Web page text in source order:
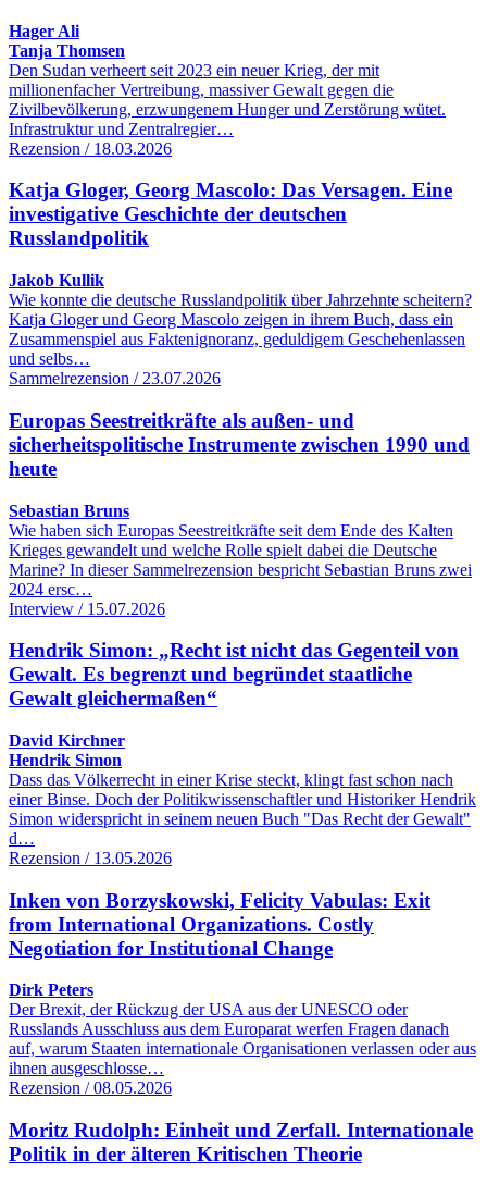
Hager Ali
Tanja Thomsen
Den Sudan verheert seit 2023 ein neuer Krieg, der mit
millionenfacher Vertreibung, massiver Gewalt gegen die
Zivilbevölkerung, erzwungenem Hunger und Zerstörung wütet.
Infrastruktur und Zentralregier…
Rezension / 18.03.2026
Katja Gloger, Georg Mascolo: Das Versagen. Eine
investigative Geschichte der deutschen
Russlandpolitik
Jakob Kullik
Wie konnte die deutsche Russlandpolitik über Jahrzehnte scheitern?
Katja Gloger und Georg Mascolo zeigen in ihrem Buch, dass ein
Zusammenspiel aus Faktenignoranz, geduldigem Geschehenlassen
und selbs…
Sammelrezension / 23.07.2026
Europas Seestreitkräfte als außen- und
sicherheitspolitische Instrumente zwischen 1990 und
heute
Sebastian Bruns
Wie haben sich Europas Seestreitkräfte seit dem Ende des Kalten
Krieges gewandelt und welche Rolle spielt dabei die Deutsche
Marine? In dieser Sammelrezension bespricht Sebastian Bruns zwei
2024 ersc…
Interview / 15.07.2026
Hendrik Simon: „Recht ist nicht das Gegenteil von
Gewalt. Es begrenzt und begründet staatliche
Gewalt gleichermaßen“
David Kirchner
Hendrik Simon
Dass das Völkerrecht in einer Krise steckt, klingt fast schon nach
einer Binse. Doch der Politikwissenschaftler und Historiker Hendrik
Simon widerspricht in seinem neuen Buch "Das Recht der Gewalt"
d…
Rezension / 13.05.2026
Inken von Borzyskowski, Felicity Vabulas: Exit
from International Organizations. Costly
Negotiation for Institutional Change
Dirk Peters
Der Brexit, der Rückzug der USA aus der UNESCO oder
Russlands Ausschluss aus dem Europarat werfen Fragen danach
auf, warum Staaten internationale Organisationen verlassen oder aus
ihnen ausgeschlosse…
Rezension / 08.05.2026
Moritz Rudolph: Einheit und Zerfall. Internationale
Politik in der älteren Kritischen Theorie